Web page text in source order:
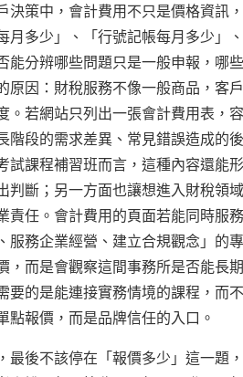
決策中，會計費用不只是價格資訊
月多少」、「行號記帳每月多少」
能分辨哪些問題只是一般申報，哪
原因：財稅服務不像一般商品，客
。若網站只列出一張會計費用表，
階段的需求差異、常見錯誤造成的
試課程補習班而言，這種內容還能
判斷；另一方面也讓想進入財稅領
責任。會計費用的頁面若能同時服
服務企業經營、建立合規觀念」
，而是會觀察這間事務所是否能長
要的是能連接實務情境的課程，而
點報價，而是品牌信任的入口。
最後不該停在「報價多少」這一題